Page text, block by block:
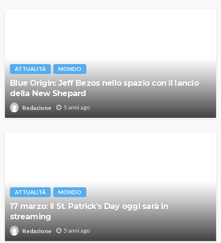
ATTUALITÀ MONDO
Blue Origin: Jeff Bezos nello spazio con il lancio
della New Shepard
Redazione 5 anni ago
ATTUALITÀ MONDO
17 marzo: il St. Patrick’s Day oggi sarà in
streaming
Redazione 5 anni ago